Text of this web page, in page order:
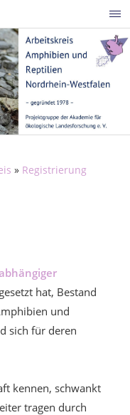
» Registrierung
hat, Bestand
und
sich für deren
kennen, schwankt
tragen durch